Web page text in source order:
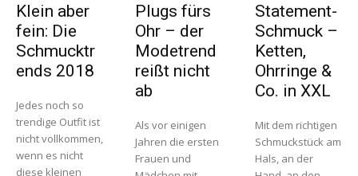
Klein aber
fein: Die
Schmucktr
ends 2018
Jedes noch so
trendige Outfit ist
nicht vollkommen,
wenn es nicht
diese kleinen
Plugs fürs
Ohr – der
Modetrend
reißt nicht
ab
Als vor einigen
Jahren die ersten
Frauen und
Statement-
Schmuck –
Ketten,
Ohrringe &
Co. in XXL
Mit dem richtigen
Schmuckstück am
Hals, an der